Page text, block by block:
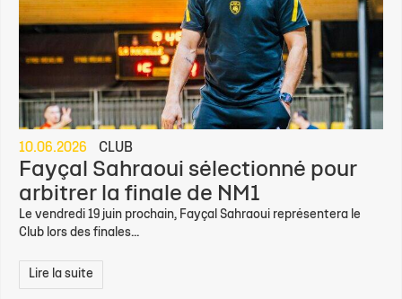
10.06.2026 CLUB
Fayçal Sahraoui sélectionné pour
arbitrer la finale de NM1
Le vendredi 19 juin prochain, Fayçal Sahraoui représentera le
Club lors des finales...
Lire la suite